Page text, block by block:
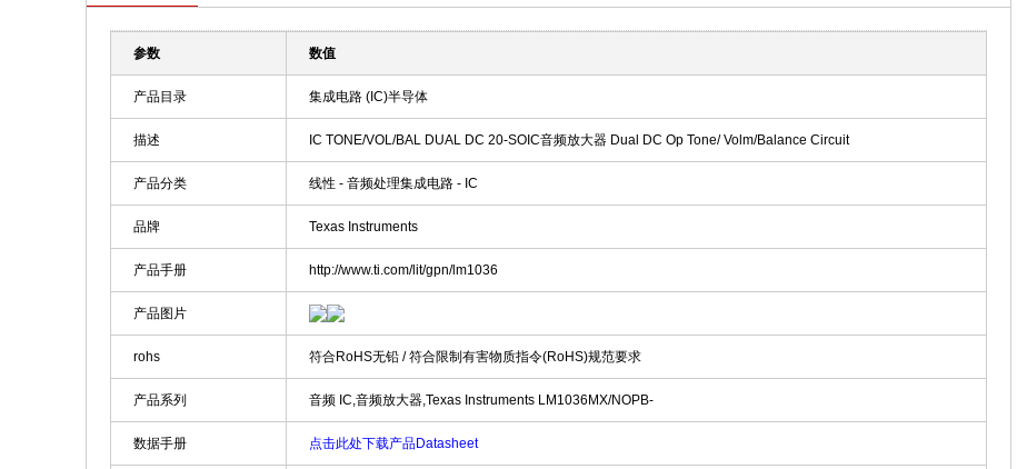
参数 数值
产品目录 集成电路 (IC)半导体
描述 IC TONE/VOL/BAL DUAL DC 20-SOIC音频放大器 Dual DC Op Tone/ Volm/Balance Circuit
产品分类 线性 - 音频处理集成电路 - IC
品牌 Texas Instruments
产品手册 http://www.ti.com/lit/gpn/lm1036
产品图片
rohs 符合RoHS无铅 / 符合限制有害物质指令(RoHS)规范要求
产品系列 音频 IC,音频放大器,Texas Instruments LM1036MX/NOPB-
数据手册 点击此处下载产品Datasheet